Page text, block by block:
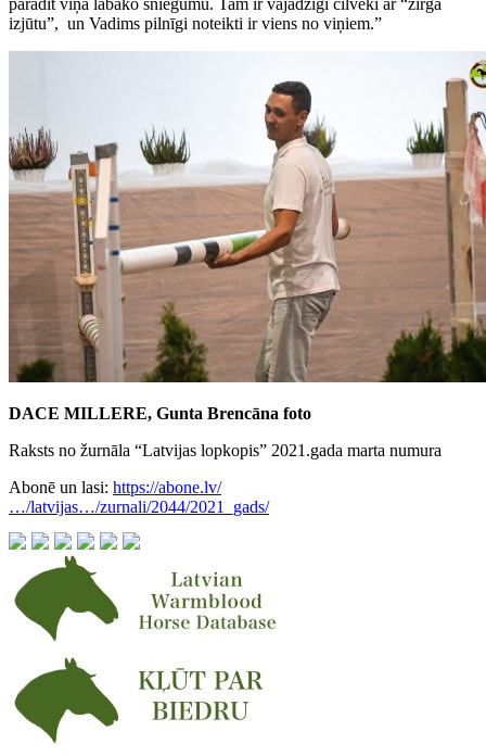
izjūtu”, un Vadims pilnīgi noteikti ir viens no viņiem.”
DACE MILLERE, Gunta Brencāna foto
Raksts no žurnāla “Latvijas lopkopis” 2021.gada marta numura
Abonē un lasi: https://abone.lv/
…/latvijas…/zurnali/2044/2021_gads/